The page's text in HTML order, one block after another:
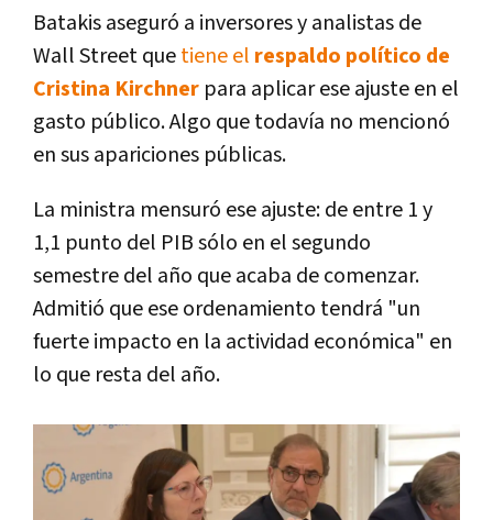
Batakis aseguró a inversores y analistas de
Wall Street quetiene el respaldo político de
Cristina Kirchner para aplicar ese ajuste en el
gasto público. Algo que todavía no mencionó
en sus apariciones públicas.
La ministra mensuró ese ajuste: de entre 1 y
1,1 punto del PIB sólo en el segundo
semestre del año que acaba de comenzar.
Admitió que ese ordenamiento tendrá "un
fuerte impacto en la actividad económica" en
lo que resta del año.